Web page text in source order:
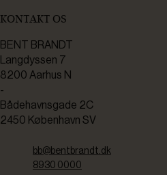
KONTAKT OS
BENT BRANDT
Langdyssen 7
8200 Aarhus N
-
Bådehavnsgade 2C
2450 København SV
bb@bentbrandt.dk
8930 0000